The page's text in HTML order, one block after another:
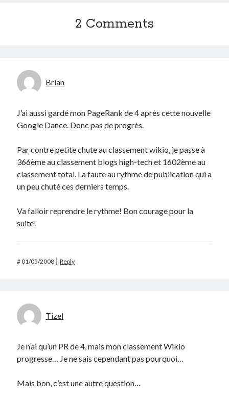
Vidéos
2 Comments
Brian
J’ai aussi gardé mon PageRank de 4 après cette nouvelle
Google Dance. Donc pas de progrès.
Par contre petite chute au classement wikio, je passe à
366ème au classement blogs high-tech et 1602ème au
classement total. La faute au rythme de publication qui a
un peu chuté ces derniers temps.
Va falloir reprendre le rythme! Bon courage pour la
suite!
#01/05/2008 Reply
Tizel
Je n’ai qu’un PR de 4, mais mon classement Wikio
progresse… Je ne sais cependant pas pourquoi…
Mais bon, c’est une autre question…